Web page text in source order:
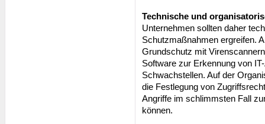
Technische und
Unternehmen sollten daher
Schutzmaßnahmen ergreifen.
Grundschutz mit
Software zur Erkennung von
Schwachstellen. Auf der
die Festlegung von
Angriffe im schlimmsten Fall
können.